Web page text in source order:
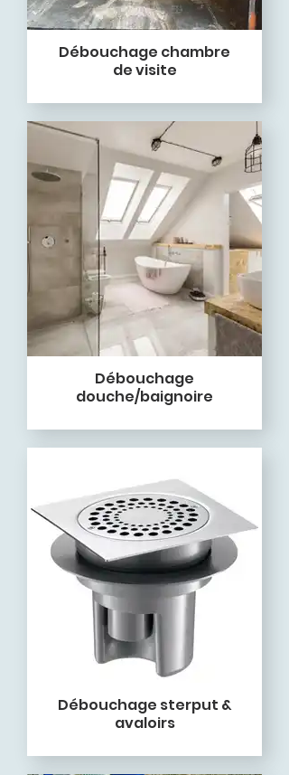
Débouchage chambre
de visite
Débouchage
douche/baignoire
Débouchage sterput &
avaloirs